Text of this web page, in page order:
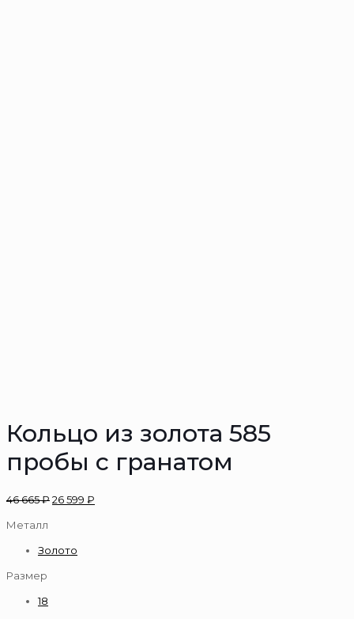
Кольцо из золота 585
пробы с гранатом
46 665₽26 599 ₽
Металл
Золото
Размер
18